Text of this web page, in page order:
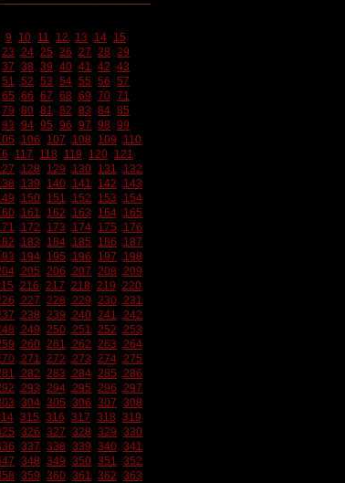
9 10 11 12 13 14 15
23 24 25 26 27 28 29
37 38 39 40 41 42 43
51 52 53 54 55 56 57
65 66 67 68 69 70 71
79 80 81 82 83 84 85
93 94 95 96 97 98 99
106 107 108 109
110
117 118 119 120 121
128 129 130 131
132
139 140 141 142
143
150 151 152 153
154
161 162 163 164 165
172 173 174 175
176
183 184 185 186
187
194 195 196 197
198
205 206 207 208 209
216 217 218 219 220
227 228 229 230 231
238 239 240 241 242
249 250 251 252 253
260 261 262 263 264
271 272 273 274 275
282 283 284 285 286
293 294 295 296 297
304 305 306 307 308
315 316 317 318 319
326 327 328 329 330
337 338 339 340 341
348 349 350 351 352
359 360 361 362 363